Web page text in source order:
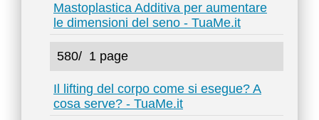
Mastoplastica Additiva per aumentare
le dimensioni del seno - TuaMe.it
580/ 1 page
Il lifting del corpo come si esegue? A
cosa serve? - TuaMe.it